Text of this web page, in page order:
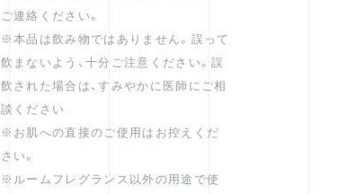
ご連絡ください。
※本品は飲み物ではありません。誤って
飲まないよう、十分ご注意ください。誤
飲された場合は、すみやかに医師にご相
談ください
※お肌への直接のご使用はお控えくだ
さい。
※ルームフレグランス以外の用途で使